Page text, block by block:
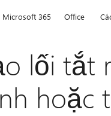
Microsoft 365 Office
lối tắt
hoặc